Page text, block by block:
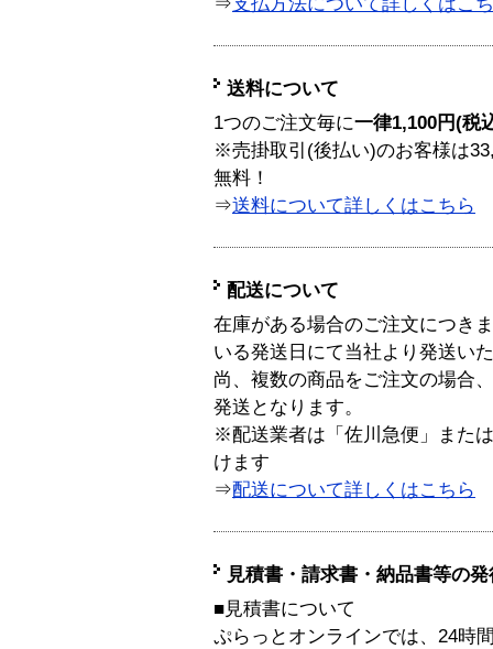
⇒ 支払方法について詳しくはこ
送料について
1つのご注文毎に一律1,100円(税
※売掛取引(後払い)のお客様は
無料！
⇒送料について詳しくはこちら
配送について
在庫がある場合のご注文につき
いる発送日にて当社より発送い
尚、複数の商品をご注文の場合
発送となります。
※配送業者は「佐川急便」また
けます
⇒配送について詳しくはこちら
見積書・請求書・納品書等の
■見積書について
ぷらっとオンラインでは、24時